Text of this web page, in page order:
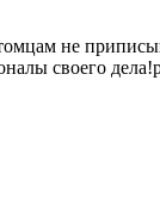
не
своего